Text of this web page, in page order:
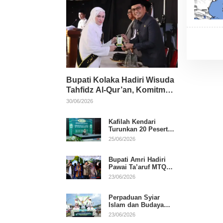
Bupati Kolaka Hadiri Wisuda
Tahfidz Al-Qur’an, Komitmen
Dukung Pendidikan
30/06/2026
Kafilah Kendari
Turunkan 20 Peserta
pada Hari Pertama
25/06/2026
Bupati Amri Hadiri
Pawai Ta’aruf MTQ
XXXI Sultra, Beri
23/06/2026
Perpaduan Syiar
Islam dan Budaya
Warnai Pawai Ta’aruf
23/06/2026